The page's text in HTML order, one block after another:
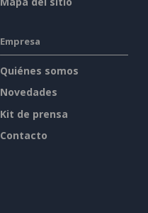
Empresa
Quiénes somos
Novedades
Kit de prensa
Contacto